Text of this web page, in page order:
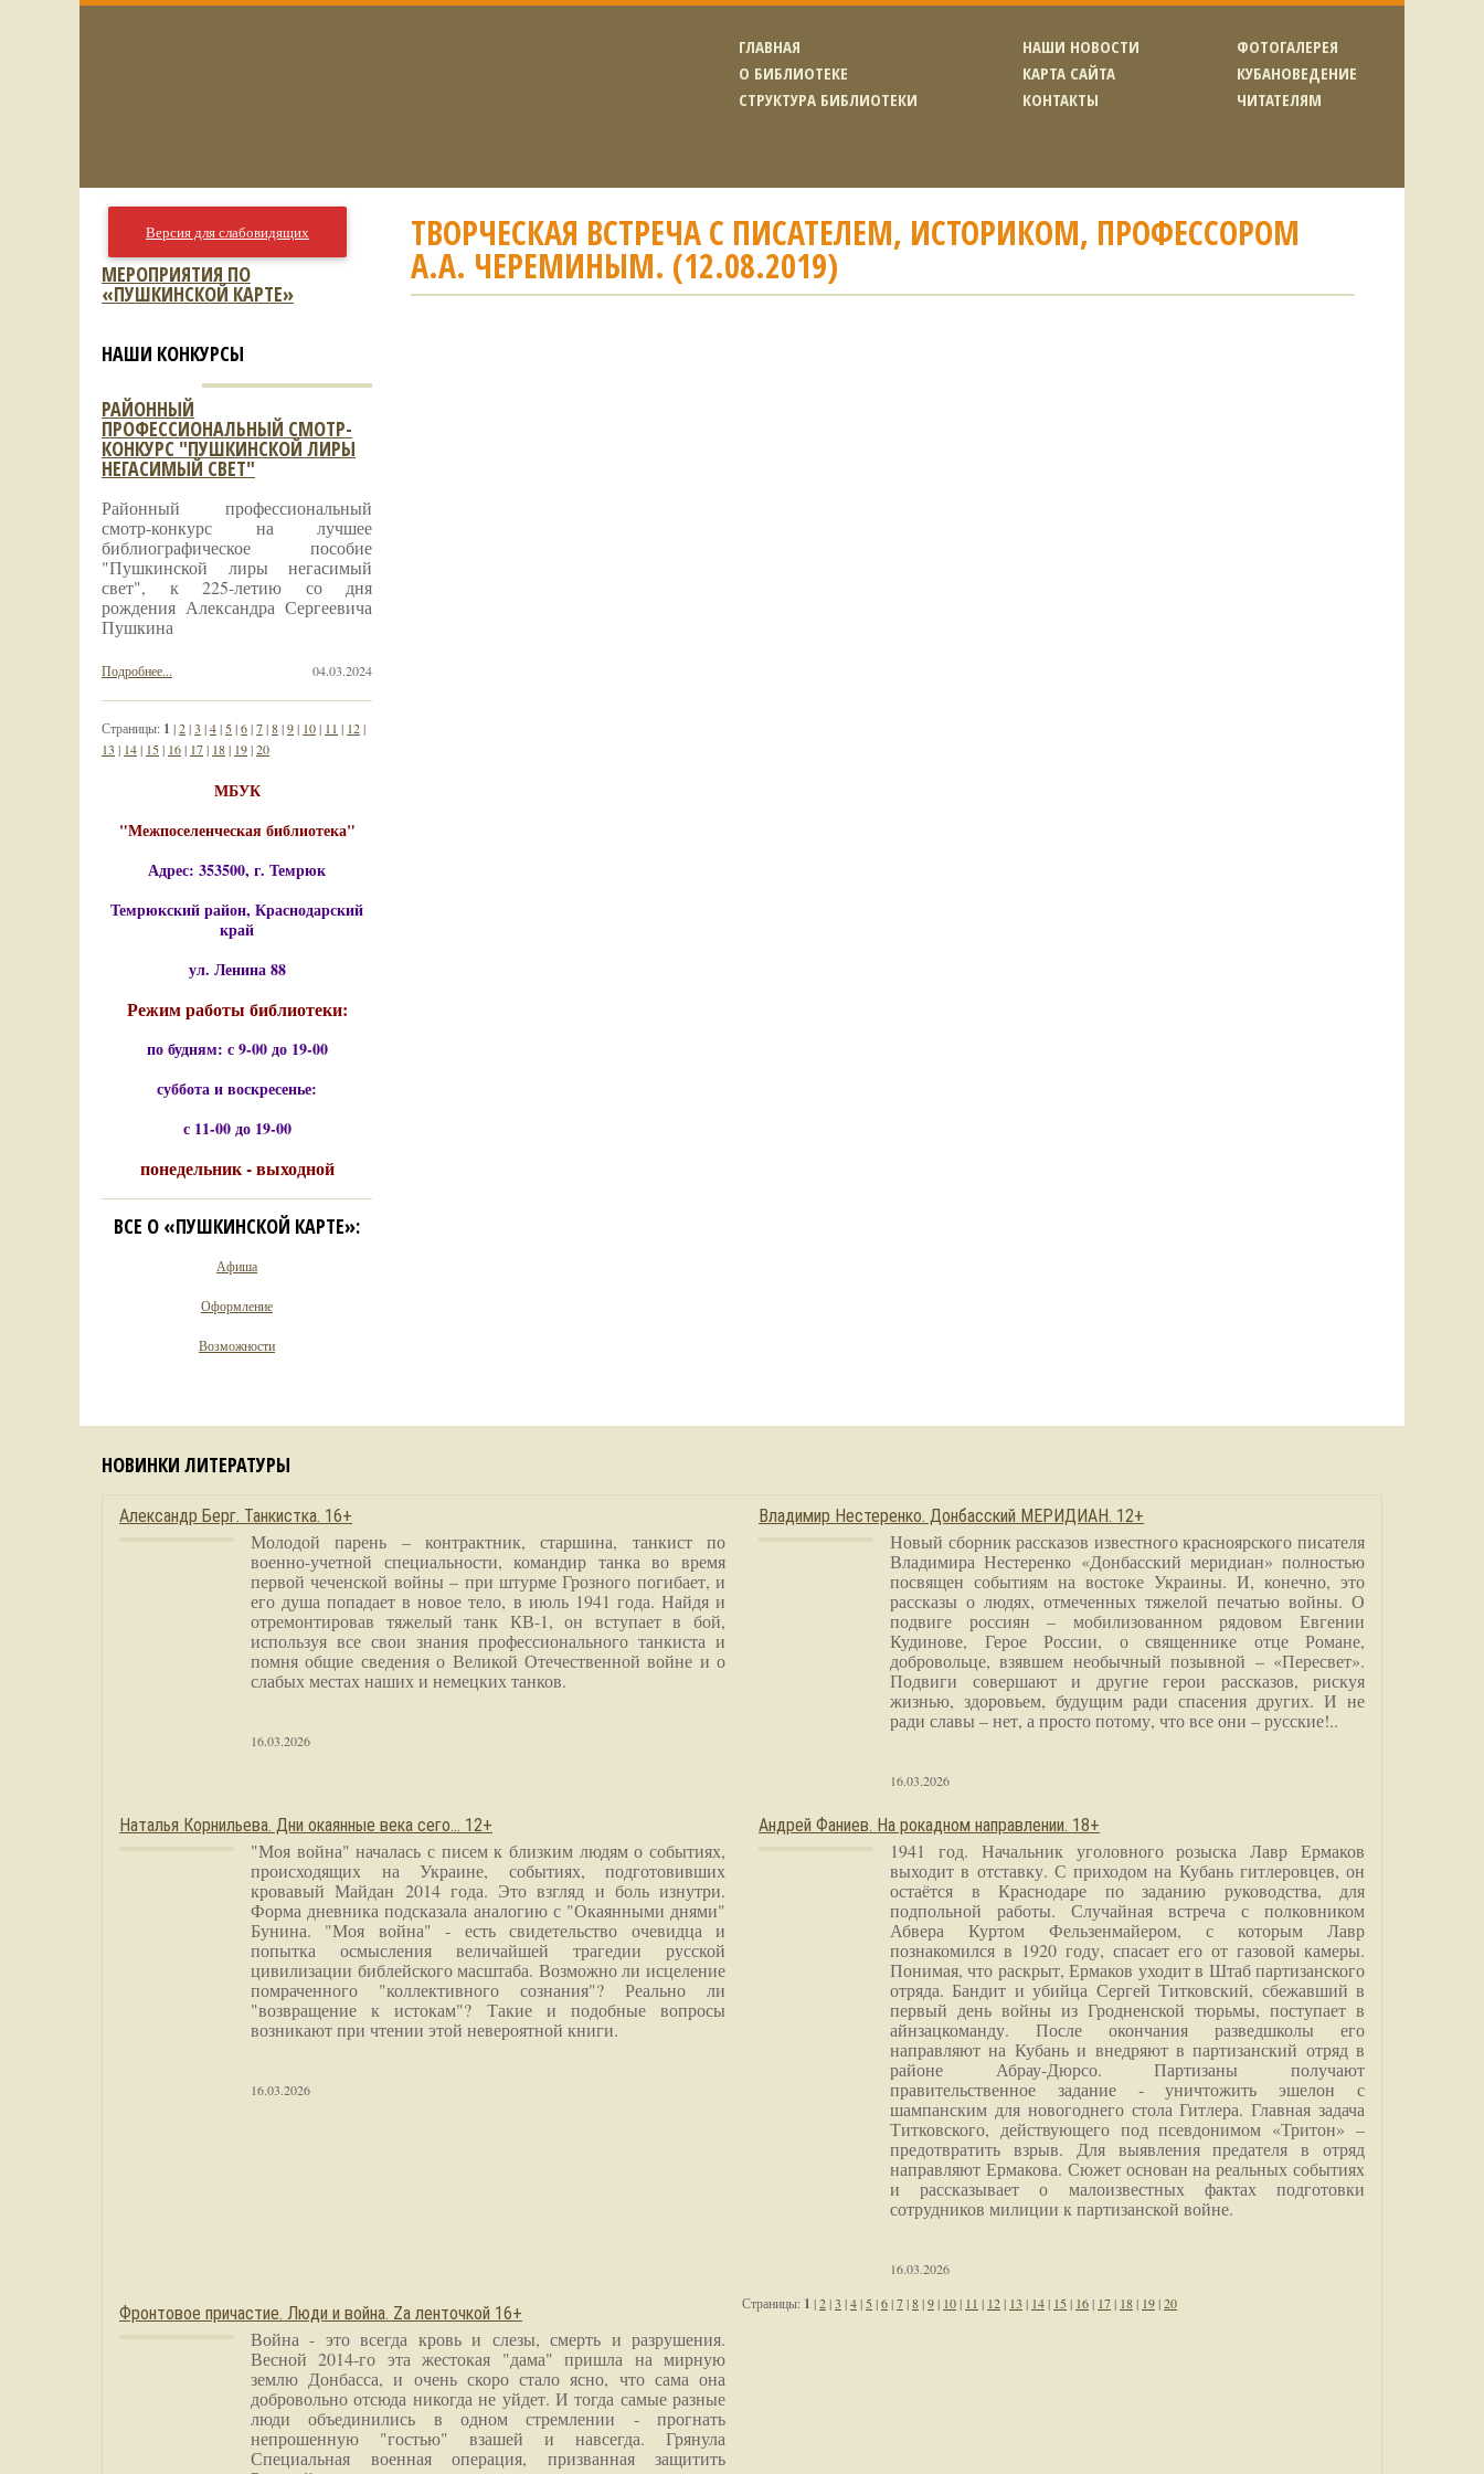
ГЛАВНАЯ
О БИБЛИОТЕКЕ
СТРУКТУРА БИБЛИОТЕКИ
НАШИ НОВОСТИ
КАРТА САЙТА
КОНТАКТЫ
ФОТОГАЛЕРЕЯ
КУБАНОВЕДЕНИЕ
ЧИТАТЕЛЯМ
ТВОРЧЕСКАЯ ВСТРЕЧА С ПИСАТЕЛЕМ, ИСТОРИКОМ, ПРОФЕССОРОМ
А.А. ЧЕРЕМИНЫМ. (12.08.2019)
Версия для слабовидящих
МЕРОПРИЯТИЯ ПО
«ПУШКИНСКОЙ КАРТЕ»
НАШИ КОНКУРСЫ
РАЙОННЫЙ
ПРОФЕССИОНАЛЬНЫЙ СМОТР-
КОНКУРС "ПУШКИНСКОЙ ЛИРЫ
НЕГАСИМЫЙ СВЕТ"
Районный профессиональный
смотр-конкурс на лучшее
библиографическое пособие
"Пушкинской лиры негасимый
свет", к 225-летию со дня
рождения Александра Сергеевича
Пушкина
04.03.2024
Подробнее...
Страницы: 1 |2|3 |4| 5|6|7|8|9| 10| 11 | 12|
13 | 14| 15| 16| 17| 18| 19|20
МБУК
"Межпоселенческая библиотека"
Адрес: 353500, г. Темрюк
Темрюкский район, Краснодарский
край
ул. Ленина 88
Режим работы библиотеки:
по будням: с 9-00 до 19-00
суббота и воскресенье:
с 11-00 до 19-00
понедельник - выходной
ВСЕ О «ПУШКИНСКОЙ КАРТЕ»:
Афиша
Оформление
Возможности
НОВИНКИ ЛИТЕРАТУРЫ
Александр Берг. Танкистка. 16+
Молодой парень – контрактник, старшина, танкист по
военно-учетной специальности, командир танка во время
первой чеченской войны – при штурме Грозного погибает, и
его душа попадает в новое тело, в июль 1941 года. Найдя и
отремонтировав тяжелый танк КВ-1, он вступает в бой,
используя все свои знания профессионального танкиста и
помня общие сведения о Великой Отечественной войне и о
слабых местах наших и немецких танков.
16.03.2026
Владимир Нестеренко. Донбасский МЕРИДИАН. 12+
Новый сборник рассказов известного красноярского писателя
Владимира Нестеренко «Донбасский меридиан» полностью
посвящен событиям на востоке Украины. И, конечно, это
рассказы о людях, отмеченных тяжелой печатью войны. О
подвиге россиян – мобилизованном рядовом Евгении
Кудинове, Герое России, о священнике отце Романе,
добровольце, взявшем необычный позывной – «Пересвет».
Подвиги совершают и другие герои рассказов, рискуя
жизнью, здоровьем, будущим ради спасения других. И не
ради славы – нет, а просто потому, что все они – русские!..
16.03.2026
Наталья Корнильева. Дни окаянные века сего… 12+
"Моя война" началась с писем к близким людям о событиях,
происходящих на Украине, событиях, подготовивших
кровавый Майдан 2014 года. Это взгляд и боль изнутри.
Форма дневника подсказала аналогию с "Окаянными днями"
Бунина. "Моя война" - есть свидетельство очевидца и
попытка осмысления величайшей трагедии русской
цивилизации библейского масштаба. Возможно ли исцеление
помраченного "коллективного сознания"? Реально ли
"возвращение к истокам"? Такие и подобные вопросы
возникают при чтении этой невероятной книги.
16.03.2026
Андрей Фаниев. На рокадном направлении. 18+
1941 год. Начальник уголовного розыска Лавр Ермаков
выходит в отставку. С приходом на Кубань гитлеровцев, он
остаётся в Краснодаре по заданию руководства, для
подпольной работы. Случайная встреча с полковником
Абвера Куртом Фельзенмайером, с которым Лавр
познакомился в 1920 году, спасает его от газовой камеры.
Понимая, что раскрыт, Ермаков уходит в Штаб партизанского
отряда. Бандит и убийца Сергей Титковский, сбежавший в
первый день войны из Гродненской тюрьмы, поступает в
айнзацкоманду. После окончания разведшколы его
направляют на Кубань и внедряют в партизанский отряд в
районе Абрау-Дюрсо. Партизаны получают
правительственное задание - уничтожить эшелон с
шампанским для новогоднего стола Гитлера. Главная задача
Титковского, действующего под псевдонимом «Тритон» –
предотвратить взрыв. Для выявления предателя в отряд
направляют Ермакова. Сюжет основан на реальных событиях
и рассказывает о малоизвестных фактах подготовки
сотрудников милиции к партизанской войне.
16.03.2026
Фронтовое причастие. Люди и война. Zа ленточкой 16+
Война - это всегда кровь и слезы, смерть и разрушения.
Весной 2014-го эта жестокая "дама" пришла на мирную
землю Донбасса, и очень скоро стало ясно, что сама она
добровольно отсюда никогда не уйдет. И тогда самые разные
люди объединились в одном стремлении - прогнать
непрошенную "гостью" взашей и навсегда. Грянула
Специальная военная операция, призванная защитить
Страницы: 1 |2|3 |4| 5 |6|7|8|9| 10| 11 | 12| 13 | 14| 15 | 16| 17| 18| 19|20